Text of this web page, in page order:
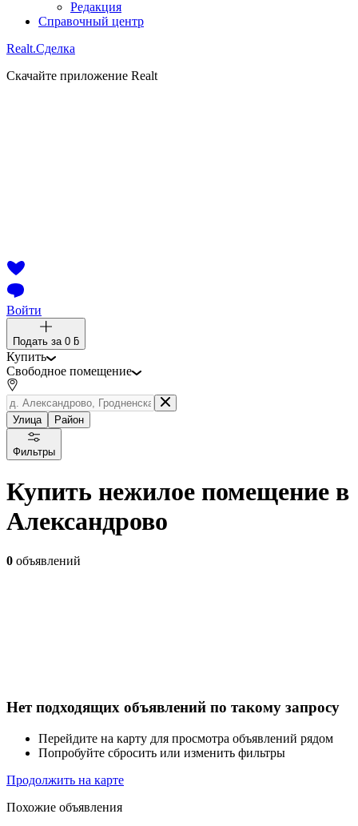
Редакция
Справочный центр
Realt.Сделка
Скачайте приложение Realt
Войти
Подать за 0 ƃ
Купить
Свободное помещение
Улица Район
Фильтры
Купить нежилое помещение в
Александрово
0 объявлений
Нет подходящих объявлений по такому запросу
Перейдите на карту для просмотра объявлений рядом
Попробуйте сбросить или изменить фильтры
Продолжить на карте
Похожие объявления